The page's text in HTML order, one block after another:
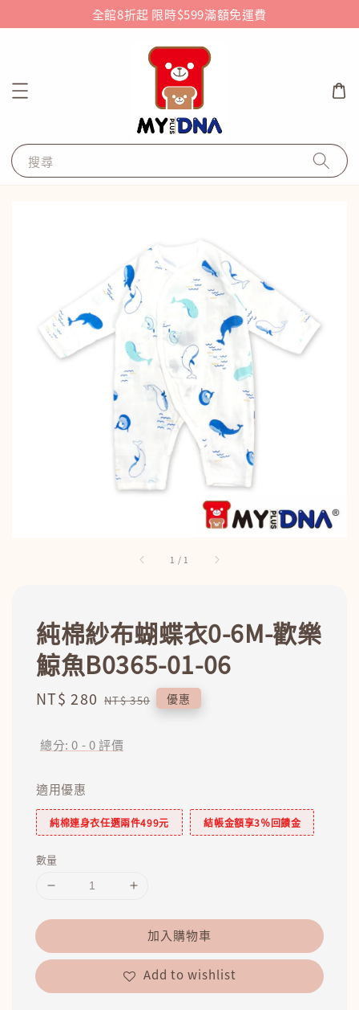
全館8折起 限時$599滿額免運費
搜尋
1 / 1
純棉紗布蝴蝶衣0-6M-歡樂
鯨魚B0365-01-06
Sale
NT$ 280 Regular
NT$ 350 優惠
總分:0 -0評價
適用優惠
純棉連身衣任選兩件499元 結帳金額享3％回饋金
數量
加入購物車
Add to wishlist